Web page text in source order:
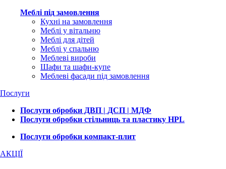
Меблі під замовлення
Кухні на замовлення
Меблі у вітальню
Меблі для дітей
Меблі у спальню
Меблеві вироби
Шафи та шафи-купе
Меблеві фасади під замовлення
Послуги
Послуги обробки ДВП | ДСП | МДФ
Послуги обробки стільниць та пластику HPL
Послуги обробки компакт-плит
АКЦІЇ